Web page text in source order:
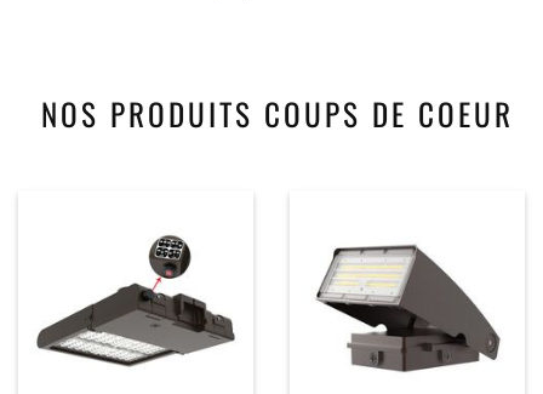
NOS PRODUITS COUPS DE COEUR